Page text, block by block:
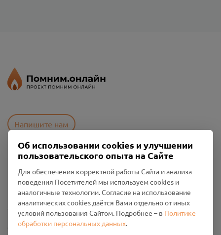
Напишите нам
Политика конфиденциальности
Промо-материалы
Настройки cookies
Общество с ограниченной ответственностью «Смоленский
Об использовании cookies и улучшении
пользовательского опыта на Сайте
Для обеспечения корректной работы Сайта и анализа
поведения Посетителей мы используем cookies и
аналогичные технологии. Согласие на использование
аналитических cookies даётся Вами отдельно от иных
условий пользования Сайтом. Подробнее – в Политике
обработки персональных данных.